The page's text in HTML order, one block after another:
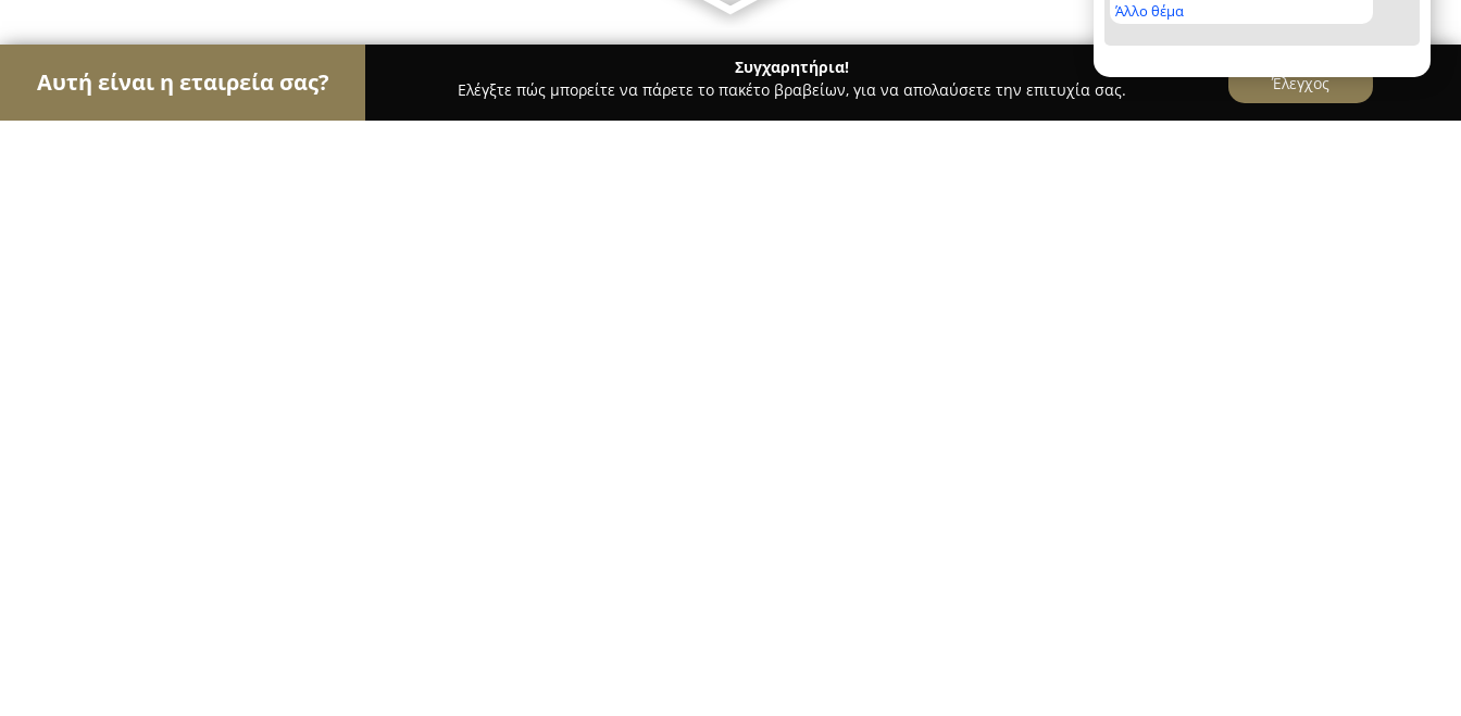
Άλλο θέμα
Αυτή είναι η εταιρεία σας?
Συγχαρητήρια!
Ελέγξτε πώς μπορείτε να πάρετε το πακέτο βραβείων, για να απολαύσετε την επιτυχία σας.
Έλεγχος